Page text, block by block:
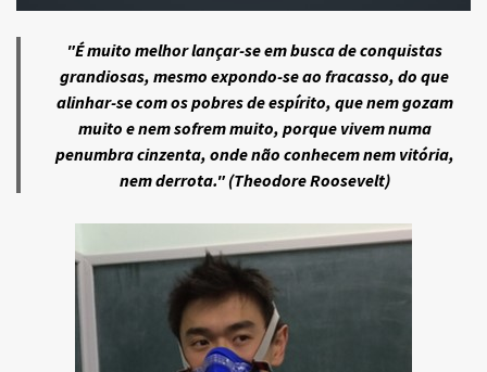
"É muito melhor lançar-se em busca de conquistas
grandiosas, mesmo expondo-se ao fracasso, do que
alinhar-se com os pobres de espírito, que nem gozam
muito e nem sofrem muito, porque vivem numa
penumbra cinzenta, onde não conhecem nem vitória,
nem derrota." (Theodore Roosevelt)